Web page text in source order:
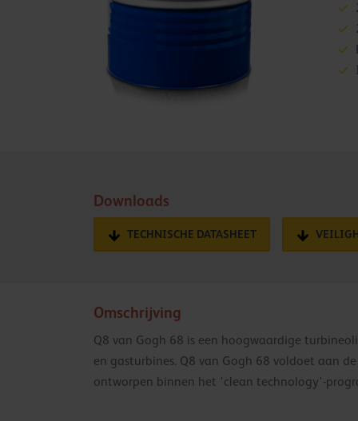
Downloads
TECHNISCHE DATASHEET
Omschrijving
Q8 van Gogh 68 is een hoogwaardige
en gasturbines. Q8 van Gogh 68 voldoet aan
ontworpen binnen het 'clean technology'-